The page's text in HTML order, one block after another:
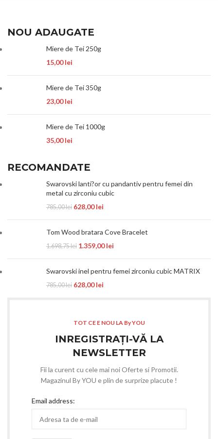
NOU ADAUGATE
Miere de Tei 250g
15,00lei
Miere de Tei 350g
23,00lei
Miere de Tei 1000g
35,00lei
RECOMANDATE
Swarovski lanti?or cu pandantiv pentru femei din
metal cu zirconiu cubic
785,00lei 628,00lei
Tom Wood bratara Cove Bracelet
1.698,75lei 1.359,00lei
Swarovski inel pentru femei zirconiu cubic MATRIX
785,00lei 628,00lei
TOT CE E NOU LA By YOU
INREGISTRAȚI-VĂ LA
NEWSLETTER
Fii la curent cu cele mai noi Oferte si Promotii.
Magazinul By YOU e plin de surprize placute !
Email address: